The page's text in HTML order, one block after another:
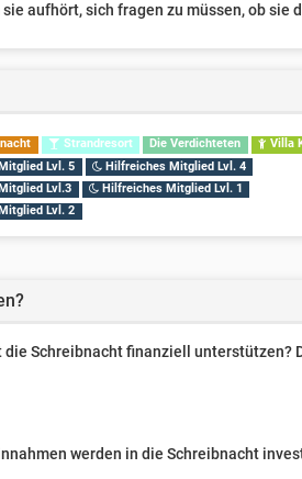
sie aufhört, sich fragen zu müssen, ob sie
Strandresort Die Verdichteten
Villa
Lvl. 5
Hilfreiches Mitglied Lvl. 4
Lvl.3
Hilfreiches Mitglied Lvl. 1
Lvl. 2
die Schreibnacht finanziell unterstützen?
werden in die Schreibnacht